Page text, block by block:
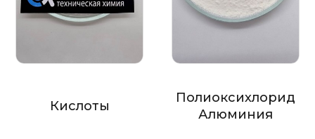
Кислоты
Полиоксихлорид
Алюминия